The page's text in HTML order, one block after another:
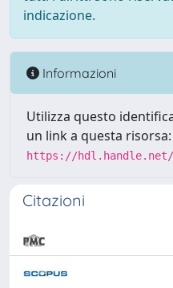
indicazione.
Informazioni
Utilizza questo
un link a questa risorsa:
https://hdl.handle.net/
Citazioni